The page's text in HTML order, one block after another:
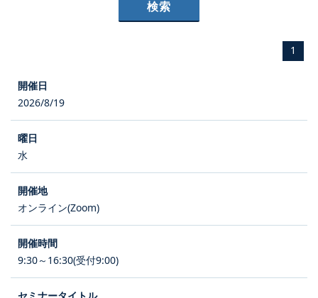
1
2026/8/19
水
オンライン(Zoom)
9:30～16:30(受付9:00)